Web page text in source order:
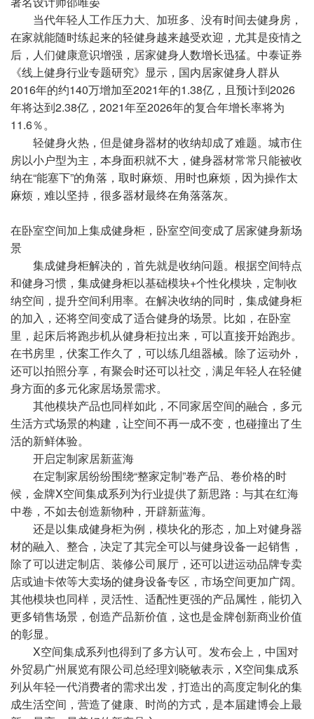
当代年轻人工作压力大、加班多、没有时间去健身房，
在家就能随时练起来的轻健身越来越受欢迎，尤其是疫情之
后，人们健康意识增强，居家健身人数增长迅猛。中泰证券
《线上健身行业专题研究》显示，国内居家健身人群从
2016年的约140万增加至2021年的1.38亿，且预计到2026
年将达到2.38亿，2021年至2026年的复合年增长率将为
11.6％。
轻健身火热，但是健身器材的收纳却成了难题。城市住
房以小户型为主，本身面积就不大，健身器材常常只能被收
纳在“能塞下”的角落，取时麻烦、用时也麻烦，因为操作太
麻烦，难以坚持，很多器材最终在角落落灰。
在卧室空间加上集成健身柜，卧室空间变成了居家健身新场
景
集成健身柜解决的，首先就是收纳问题。根据空间特点
和健身习惯，集成健身柜以基础模块+个性化模块，定制收
纳空间，提升空间利用率。在解决收纳的同时，集成健身柜
的加入，还将空间变成了适合健身的场景。比如，在卧室
里，起床后将跑步机从健身柜拉出来，可以直接开始跑步。
在书房里，伏案工作久了，可以练几组器械。除了运动外，
还可以拍照分享，有聚会时还可以社交，满足年轻人在轻健
身方面的多元化家居场景需求。
其他模块产品也同样如此，不同家居空间的融合，多元
生活方式场景的构建，让空间不再一成不变，也碰撞出了生
活的新鲜体验。
开启定制家居新蓝海
在定制家居纷纷围绕“整家定制”卷产品、卷价格的时
候，金牌X空间集成系列为行业提供了新思路：与其在红海
中卷，不如去创造新物种，开辟新蓝海。
还是以集成健身柜为例，模块化的形态，加上对健身器
材的融入、整合，决定了其完全可以与健身设备一起销售，
除了可以进定制店、装修公司展厅，还可以进运动品牌专卖
店或迪卡侬等大卖场的健身设备专区，市场空间更加广阔。
其他模块也同样，灵活性、适配性更强的产品属性，能切入
更多销售场景，创造产品新价值，这也是金牌创新商业价值
的彰显。
X空间集成系列也得到了多方认可。发布会上，中国对
外贸易广州展览有限公司总经理刘晓敏表示，X空间集成系
列从年轻一代消费者的需求出发，打造出的高度定制化的集
成生活空间，营造了健康、时尚的方式，是本届建博会上最